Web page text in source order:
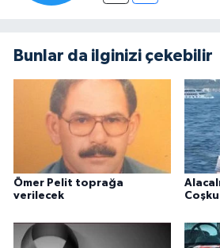
Bunlar da ilginizi çekebilir
Ömer Pelit toprağa
verilecek